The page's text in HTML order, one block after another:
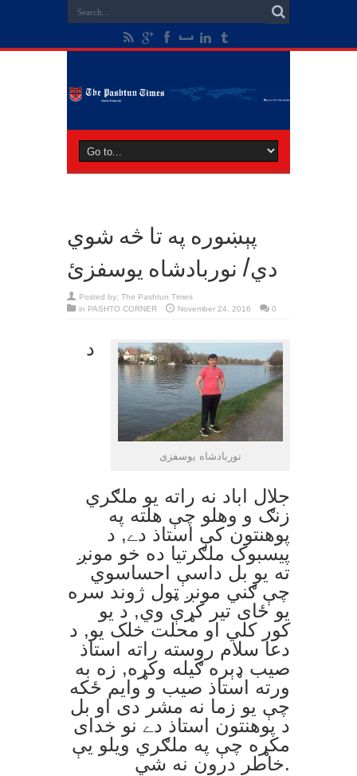
پېښوره په تا څه شوي
دي/ نوربادشاه يوسفزئ
Posted by: The Pashtun Times
in PASHTO CORNER November 24, 2016 0
نوربادشاه يوسفزی
د
جلال اباد نه راته يو ملګري
زنګ و وهلو چې هلته په
پوهنتون کې استاذ دے, د
پيسبوک ملګرتيا ده خو مونږ
ته يو بل داسې احساسوي
چې ګني مونږ ټول ژوند سره
يو ځای تير کړې وي, د يو
کور کلي او محلت خلک يو, د
دعا سلام روسته راته استاذ
صيب ډېره ګيله وکړه, زه به
ورته استاذ صيب و وايم ځکه
چې يو زما نه مشر دی او بل
د پوهنتون استاذ دے نو خدای
مکړه چې په ملګري ويلو يې
خاطر درون نه شي.